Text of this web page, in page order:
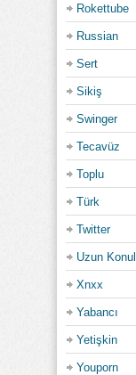
Rokettube
Russian
Sert
Sikiş
Swinger
Tecavüz
Toplu
Türk
Twitter
Uzun
Xnxx
Yabancı
Yetişkin
Youporn